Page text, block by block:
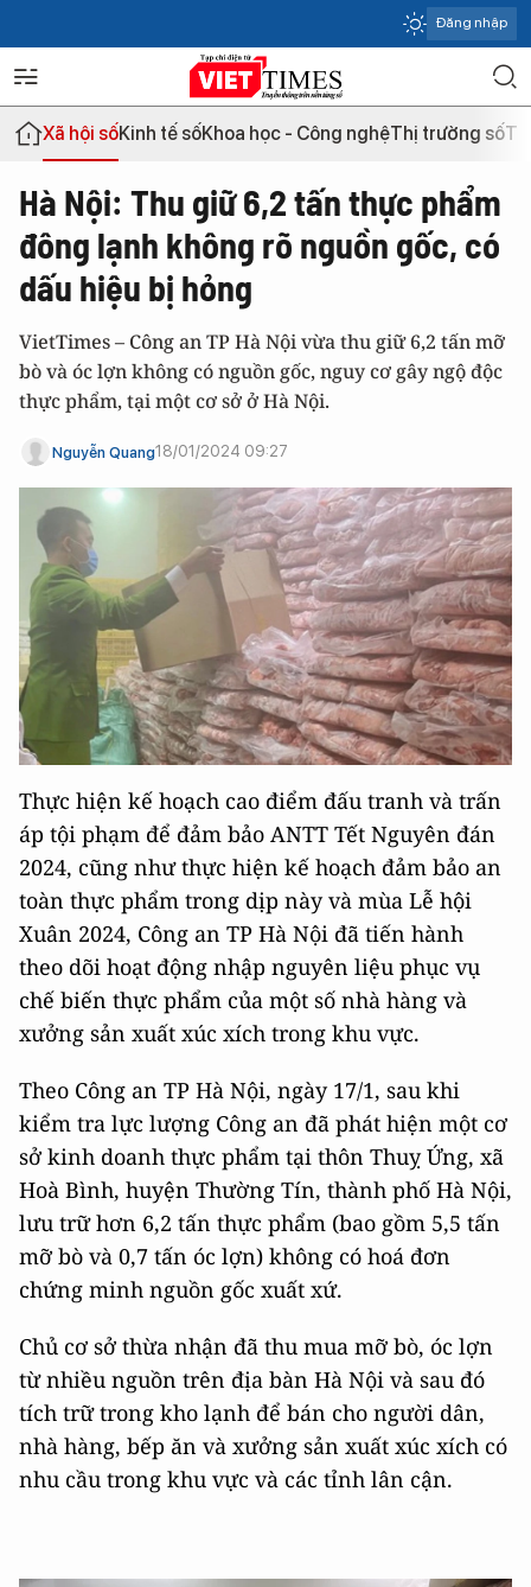
Đăng nhập
Xã hội sốKinh tế sốKhoa học - Công nghệThị trường số
Hà Nội: Thu giữ 6,2 tấn thực phẩm
đông lạnh không rõ nguồn gốc, có
dấu hiệu bị hỏng
VietTimes – Công an TP Hà Nội vừa thu giữ 6,2 tấn mỡ
bò và óc lợn không có nguồn gốc, nguy cơ gây ngộ độc
thực phẩm, tại một cơ sở ở Hà Nội.
Nguyễn Quang18/01/2024 09:27
Thực hiện kế hoạch cao điểm đấu tranh và trấn
áp tội phạm để đảm bảo ANTT Tết Nguyên đán
2024, cũng như thực hiện kế hoạch đảm bảo an
toàn thực phẩm trong dịp này và mùa Lễ hội
Xuân 2024, Công an TP Hà Nội đã tiến hành
theo dõi hoạt động nhập nguyên liệu phục vụ
chế biến thực phẩm của một số nhà hàng và
xưởng sản xuất xúc xích trong khu vực.
Theo Công an TP Hà Nội, ngày 17/1, sau khi
kiểm tra lực lượng Công an đã phát hiện một cơ
sở kinh doanh thực phẩm tại thôn Thuỵ Ứng, xã
Hoà Bình, huyện Thường Tín, thành phố Hà Nội,
lưu trữ hơn 6,2 tấn thực phẩm (bao gồm 5,5 tấn
mỡ bò và 0,7 tấn óc lợn) không có hoá đơn
chứng minh nguồn gốc xuất xứ.
Chủ cơ sở thừa nhận đã thu mua mỡ bò, óc lợn
từ nhiều nguồn trên địa bàn Hà Nội và sau đó
tích trữ trong kho lạnh để bán cho người dân,
nhà hàng, bếp ăn và xưởng sản xuất xúc xích có
nhu cầu trong khu vực và các tỉnh lân cận.